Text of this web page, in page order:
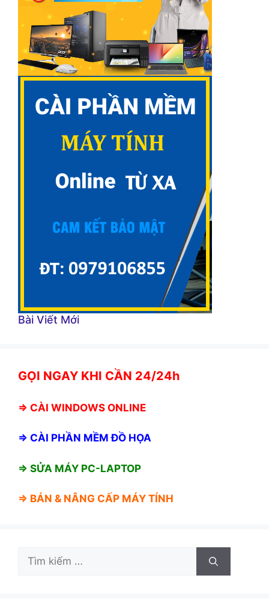
Bài Viết Mới
GỌI NGAY KHI CẦN 24/24h
⇒ CÀI WINDOWS ONLINE
⇒ CÀI PHẦN MỀM ĐỒ HỌA
⇒ SỬA MÁY PC-LAPTOP
⇒ BÁN & NÂNG CẤP MÁY TÍNH
Tìm